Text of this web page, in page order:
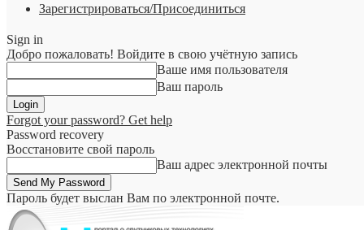
Зарегистрироваться/Присоединиться
Sign in
Добро пожаловать! Войдите в свою учётную запись
Ваше имя пользователя
Ваш пароль
Forgot your password? Get help
Password recovery
Восстановите свой пароль
Ваш адрес электронной почты
Пароль будет выслан Вам по электронной почте.